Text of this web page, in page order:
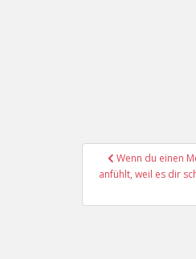
Wenn du einen
anfühlt, weil es dir